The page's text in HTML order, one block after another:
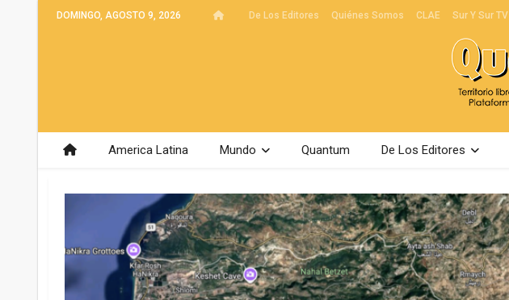
DOMINGO, AGOSTO 9, 2026 De Los Editores Quiénes Somos CLAE Sur Y Sur TV
America Latina Mundo Quantum De Los Editores